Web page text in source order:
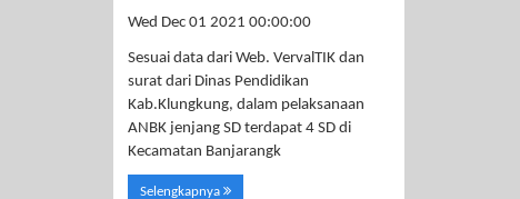
Wed Dec 01 2021 00:00:00
Sesuai data dari Web. VervalTIK dan
surat dari Dinas Pendidikan
Kab.Klungkung, dalam pelaksanaan
ANBK jenjang SD terdapat 4 SD di
Kecamatan Banjarangk
Selengkapnya